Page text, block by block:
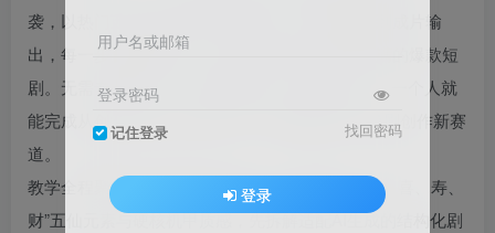
袭，以热门五仙机甲风为核心案例，从剧本拆解到成片输
出，每一步都清晰落地，手把手教你打造质感拉满的爆款短
剧。无需专业团队、不用高端设备，借助AI工具，一个人就
能完成从创意到成片的全流程，轻松解锁AIGC短剧创作新赛
道。
教学全程聚焦五仙机甲风核心亮点，融合“福、禄、喜、寿、
财”五仙元素与硬核机甲质感，先拆解适配AI生成的结构化剧
用户名或邮箱
登录密码
记住登录 找回密码
登录